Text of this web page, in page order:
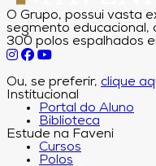
O Grupo, possui vasta
segmento educacional,
300 polos espalhados
Ou, se preferir, clique
Institucional
Portal do Aluno
Biblioteca
Estude na Faveni
Cursos
Polos